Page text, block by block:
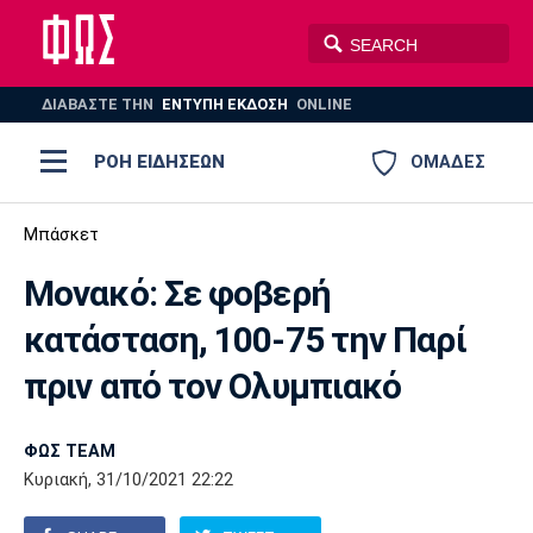
ΔΙΑΒΑΣΤΕ THN ΕΝΤΥΠΗ ΕΚΔΟΣΗ ONLINE
ΟΜΑΔΕΣ
ΡΟΗ ΕΙΔΗΣΕΩΝ
ΠΟΔΟΣΦΑΙΡΟ
ΣΠΟΡ
AUTO-MOTO PLUS
Ποδόσφαιρο
Super League 1
Super League 2
Γ Εθνική
Ελλάδα
Μπάσκετ
Ελλάδα
Εθνική
EuroLeague
Ολυμπιακοί Αγώνες
Βόλεϊ
Πόλο
Ολυμπιακός ΑΕΚ ΠΑΟΚ
Παναθηναϊκός Ατρόμητος
Μπάσκετ
Μονακό: Σε φοβερή
κατάσταση, 100-75 την Παρί
πριν από τον Ολυμπιακό
ΦΩΣ TEAM
Κυριακή, 31/10/2021 22:22